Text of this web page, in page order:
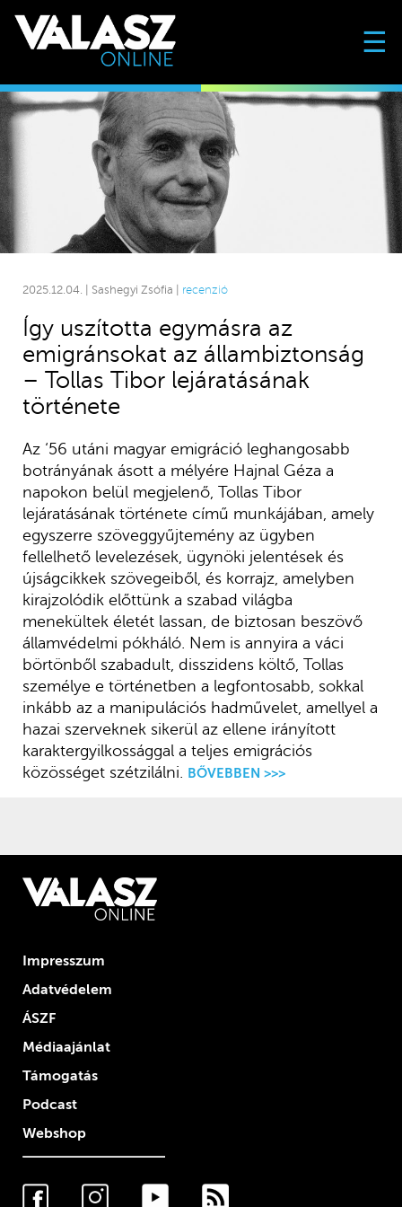
☰
2025.12.04. | Sashegyi Zsófia | recenzió
Így uszította egymásra az
emigránsokat az állambiztonság
– Tollas Tibor lejáratásának
története
Az ‘56 utáni magyar emigráció leghangosabb
botrányának ásott a mélyére Hajnal Géza a
napokon belül megjelenő, Tollas Tibor
lejáratásának története című munkájában, amely
egyszerre szöveggyűjtemény az ügyben
fellelhető levelezések, ügynöki jelentések és
újságcikkek szövegeiből, és korrajz, amelyben
kirajzolódik előttünk a szabad világba
menekültek életét lassan, de biztosan beszövő
államvédelmi pókháló. Nem is annyira a váci
börtönből szabadult, disszidens költő, Tollas
személye e történetben a legfontosabb, sokkal
inkább az a manipulációs hadművelet, amellyel a
hazai szerveknek sikerül az ellene irányított
karaktergyilkossággal a teljes emigrációs
közösséget szétzilálni. BŐVEBBEN >>>
Impresszum
Adatvédelem
ÁSZF
Médiaajánlat
Támogatás
Podcast
Webshop